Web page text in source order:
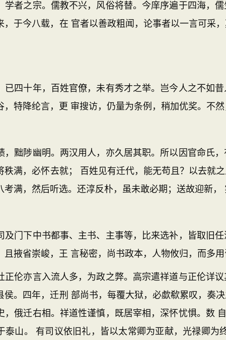
之宗。儒教不兴，风俗将替。今庠序遍于四海，儒
，于今八载，在 官者以善政粗闻，论事者以一言可采
十年，百姓官僚，未有秀才之举。岂今人之不如昔
，特降纶言，更 审搜访，仍量为条例，稍加优奖。不
陟幽明。两汉用人，亦久居其职。所以因官命氏，
秩满，必怀去就； 百姓见有迁代，能无苟且？以去就
考满，然后听选。还淳反朴，虽未敢必期；送故迎新，
下中书都事、主书、主事等，比来选补，皆取旧任
且掖省崇峻，王 言秘密，尚书政本，人物攸归，而多
亦言入流人多，为政之弊。高宗遣祥道与正伦详议
侯。四年，迁刑 部尚书，每覆大狱，必歔欷累叹，奏
，俄迁右相。祥道性谨慎，既居宰相，深怀忧惧。数
泰山。 有司议依旧礼，皆以太常卿为亚献，光禄卿为